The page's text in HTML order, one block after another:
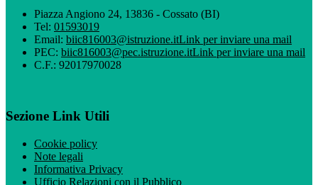
Piazza Angiono 24, 13836 - Cossato (BI)
Tel: 01593019
Email: biic816003@istruzione.itLink per inviare una mail
PEC: biic816003@pec.istruzione.itLink per inviare una mail
C.F.: 92017970028
Sezione Link Utili
Cookie policy
Note legali
Informativa Privacy
Ufficio Relazioni con il Pubblico